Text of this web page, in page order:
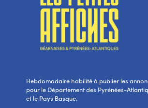
Hebdomadaire habilité à publier les
pour le Département des Pyrénées-
et le Pays Basque.